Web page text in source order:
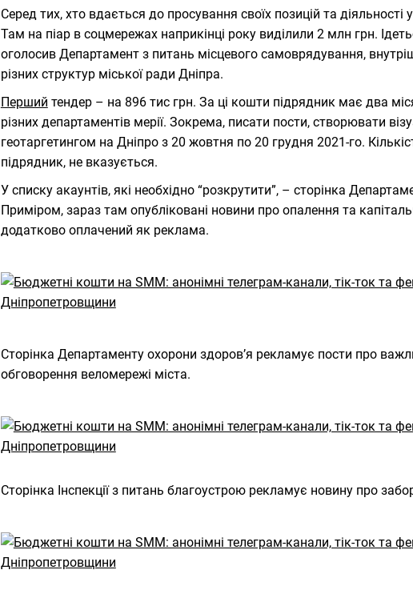
Серед тих, хто вдається до просування своїх позицій та
Там на піар в соцмережах наприкінці року виділили 2 млн грн.
оголосив Департамент з питань місцевого самоврядування,
різних структур міської ради Дніпра.
Перший тендер – на 896 тис грн. За ці кошти підрядник має два
різних департаментів мерії. Зокрема, писати пости, створювати
геотаргетингом на Дніпро з 20 жовтня по 20 грудня 2021-го.
підрядник, не вказується.
У списку акаунтів, які необхідно “розкрутити”, – сторінка
Приміром, зараз там опубліковані новини про опалення та
додатково оплачений як реклама.
Сторінка Департаменту охорони здоров’я рекламує пости про
обговорення веломережі міста.
Сторінка Інспекції з питань благоустрою рекламує новину про